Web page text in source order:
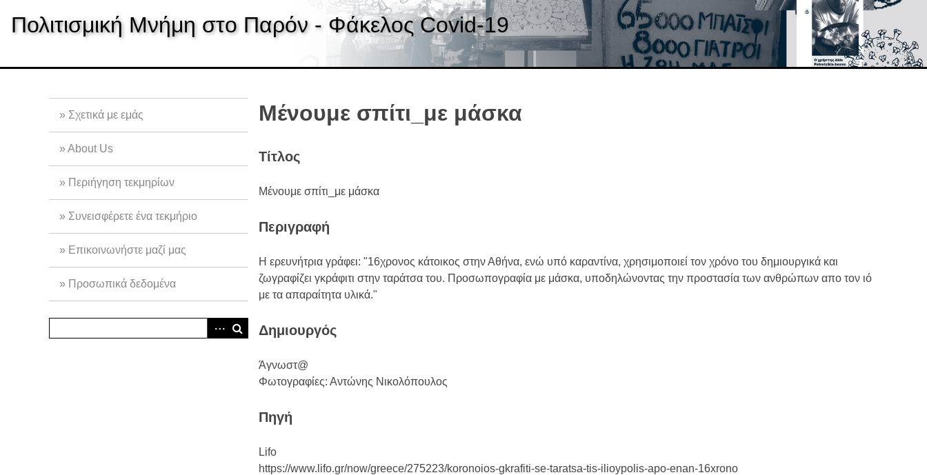
Πολιτισμική Μνήμη στο Παρόν - Φάκελος Covid-19
Σχετικά με εμάς
About Us
Περιήγηση τεκμηρίων
Συνεισφέρετε ένα τεκμήριο
Επικοινωνήστε μαζί μας
Προσωπικά δεδομένα
Μένουμε σπίτι_με μάσκα
Τίτλος
Μένουμε σπίτι_με μάσκα
Περιγραφή
H ερευνήτρια γράφει: "16χρονος κάτοικος στην Αθήνα, ενώ υπό καραντίνα, χρησιμοποιεί τον χρόνο του δημιουργικά και
ζωγραφίζει γκράφιτι στην ταράτσα του. Προσωπογραφία με μάσκα, υποδηλώνοντας την προστασία των ανθρώπων απο τον ιό
με τα απαραίτητα υλικά."
Δημιουργός
Άγνωστ@
Φωτογραφίες: Αντώνης Νικολόπουλος
Πηγή
Lifo
https://www.lifo.gr/now/greece/275223/koronoios-gkrafiti-se-taratsa-tis-ilioypolis-apo-enan-16xrono